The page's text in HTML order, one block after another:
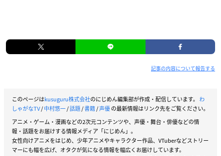
記事の内容について報告する
このページはkusuguru株式会社のにじめん編集部が作成・配信しています。 わ
しゃがなTV/中村悠一/話題/書籍/声優の最新情報はリンク先をご覧ください。
アニメ・ゲーム・漫画などの2次元コンテンツや、声優・舞台・俳優などの情
報・話題をお届けする情報メディア「にじめん」。
女性向けアニメをはじめ、少年アニメやキャラクター作品、VTuberなどストリー
マーにも幅を広げ、オタクが気になる情報を幅広くお届けしています。